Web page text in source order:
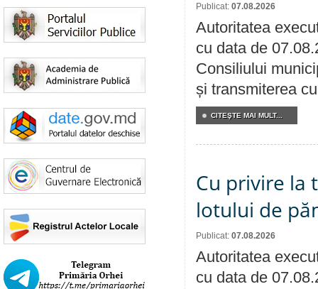
Publicat: 07.08.2026
Autoritatea
cu data de
Consiliului
și transmiterea
CITEŞTE MAI MULT...
Cu privire la
lotului de
Publicat: 07.08.2026
Autoritatea
cu data de